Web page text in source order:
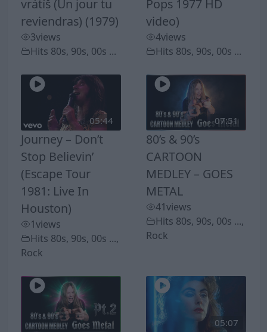
vrátíš (Un jour tu
reviendras) (1979)
3views
Hits 80s, 90s, 00s ...
Pops 1977 HD
video)
4views
Hits 80s, 90s, 00s ...
05:44
Journey – Don’t
Stop Believin’
(Escape Tour
1981: Live In
Houston)
1views
Hits 80s, 90s, 00s ...,
Rock
07:51
80’s & 90’s
CARTOON
MEDLEY – GOES
METAL
41views
Hits 80s, 90s, 00s ...,
Rock
05:07